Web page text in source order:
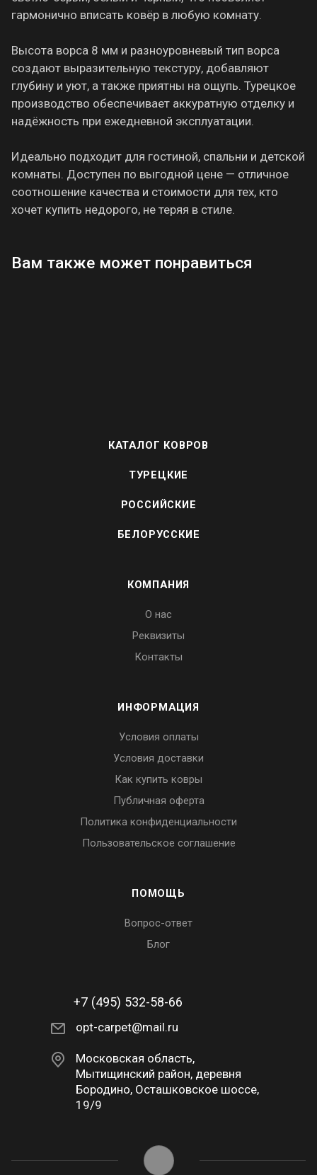
гармонично вписать ковёр в любую комнату.
Высота ворса 8 мм и разноуровневый тип ворса
создают выразительную текстуру, добавляют
глубину и уют, а также приятны на ощупь. Турецкое
производство обеспечивает аккуратную отделку и
надёжность при ежедневной эксплуатации.
Идеально подходит для гостиной, спальни и детской
комнаты. Доступен по выгодной цене — отличное
соотношение качества и стоимости для тех, кто
хочет купить недорого, не теряя в стиле.
Вам также может понравиться
КАТАЛОГ КОВРОВ
ТУРЕЦКИЕ
РОССИЙСКИЕ
БЕЛОРУССКИЕ
КОМПАНИЯ
О нас
Реквизиты
Контакты
ИНФОРМАЦИЯ
Условия оплаты
Условия доставки
Как купить ковры
Публичная оферта
Политика конфиденциальности
Пользовательское соглашение
ПОМОЩЬ
Вопрос-ответ
Блог
+7 (495) 532-58-66
opt-carpet@mail.ru
Московская область,
Мытищинский район, деревня
Бородино, Осташковское шоссе,
19/9